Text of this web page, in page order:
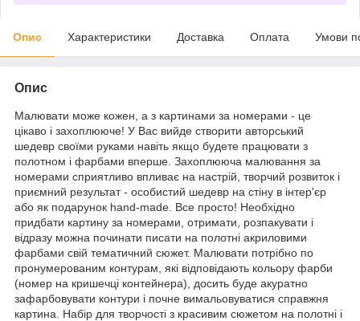
Опис Характеристики Доставка Оплата Умови
Опис
Малювати може кожен, а з картинами за номерами - це
цікаво і захоплююче! У Вас вийде створити авторський
шедевр своїми руками навіть якщо будете працювати з
полотном і фарбами вперше. Захоплююча малювання за
номерами сприятливо впливає на настрій, творчий розвиток і
приємний результат - особистий шедевр на стіну в інтер'єр
або як подарунок hand-made. Все просто! Необхідно
придбати картину за номерами, отримати, розпакувати і
відразу можна починати писати на полотні акриловими
фарбами свій тематичний сюжет. Малювати потрібно по
пронумерованим контурам, які відповідають кольору фарби
(номер на кришечці контейнера), досить буде акуратно
зафарбовувати контури і почне вимальовуватися справжня
картина. Набір для творчості з красивим сюжетом на полотні і